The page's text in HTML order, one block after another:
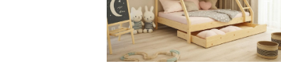
Akční zboží Doporučujeme